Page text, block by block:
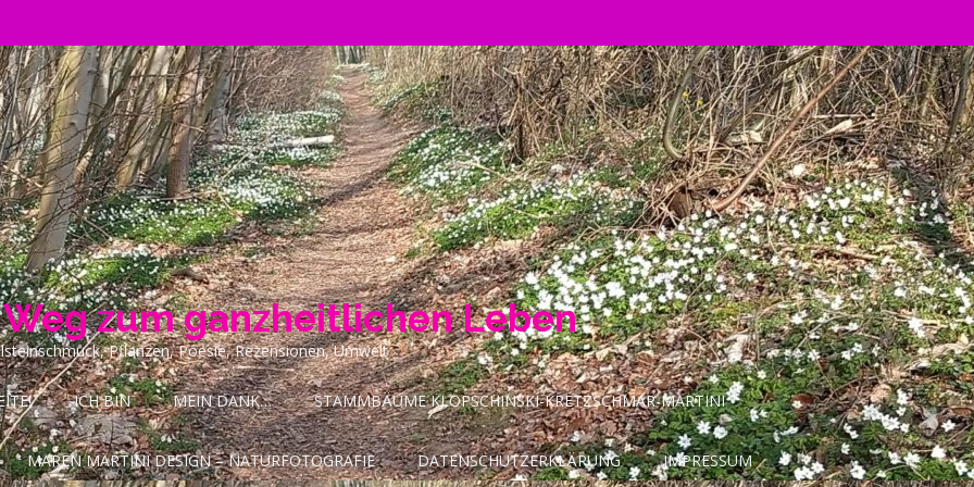
zum ganzheitlichen Leben
Pflanzen, Poesie, Rezensionen, Umwelt
ICH BIN MEIN DANK… STAMMBÄUME KLOPSCHINSKI-KRETZSCHMAR-MARTINI
MAREN MARTINI DESIGN – NATURFOTOGRAFIE DATENSCHUTZERKLÄRUNG IMPRESSUM